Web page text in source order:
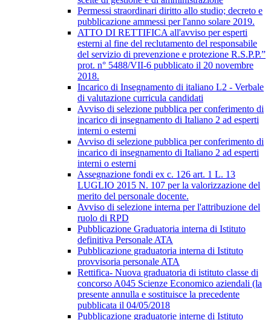
Permessi straordinari diritto allo studio; decreto e
pubblicazione ammessi per l'anno solare 2019.
ATTO DI RETTIFICA all'avviso per esperti
esterni al fine del reclutamento del responsabile
del servizio di prevenzione e protezione R.S.P.P.”
prot. n° 5488/VII-6 pubblicato il 20 novembre
2018.
Incarico di Insegnamento di italiano L2 - Verbale
di valutazione curricula candidati
Avviso di selezione pubblica per conferimento di
incarico di insegnamento di Italiano 2 ad esperti
interni o esterni
Avviso di selezione pubblica per conferimento di
incarico di insegnamento di Italiano 2 ad esperti
interni o esterni
Assegnazione fondi ex c. 126 art. 1 L. 13
LUGLIO 2015 N. 107 per la valorizzazione del
merito del personale docente.
Avviso di selezione interna per l'attribuzione del
ruolo di RPD
Pubblicazione Graduatoria interna di Istituto
definitiva Personale ATA
Pubblicazione graduatoria interna di Istituto
provvisoria personale ATA
Rettifica- Nuova graduatoria di istituto classe di
concorso A045 Scienze Economico aziendali (la
presente annulla e sostituisce la precedente
pubblicata il 04/05/2018
Pubblicazione graduatorie interne di Istituto